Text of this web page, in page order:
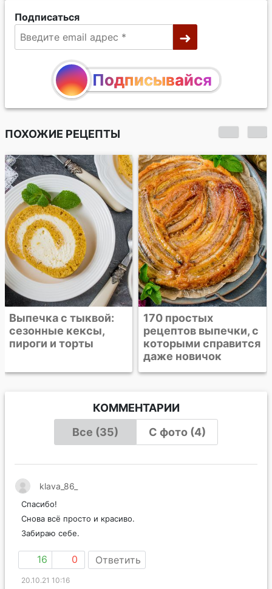
Подписаться
Подписывайся
ПОХОЖИЕ РЕЦЕПТЫ
170 простых
рецептов выпечки, с
которыми справится
Морковно-
тыквенный торт
КОММЕНТАРИИ
Все (35)
С фото (4)
klava_86_
Спасибо!
Снова всё просто и красиво.
Забираю себе.
16 0 Ответить
20.10.21 10:16